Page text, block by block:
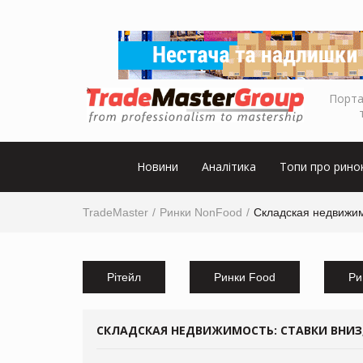
Новини Аналітика Топи про
TradeMaster Ринки NonFood Складская
Рітейл Ринки Food
СКЛАДСКАЯ НЕДВИЖИМОСТЬ: СТАВКИ